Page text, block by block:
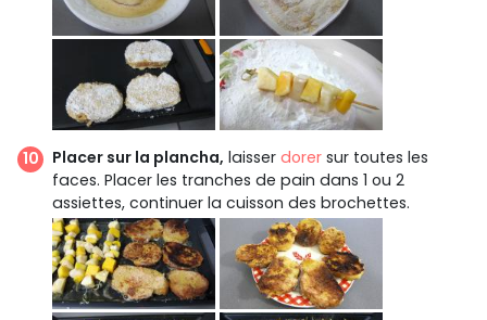
Placer sur la plancha, laisser dorer sur toutes les
faces. Placer les tranches de pain dans 1 ou 2
assiettes, continuer la cuisson des brochettes.